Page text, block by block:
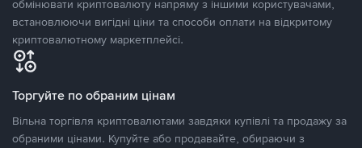
обмінювати криптовалюту напряму з іншими користувачами,
встановлюючи вигідні ціни та способи оплати на відкритому
криптовалютному маркетплейсі.
Торгуйте по обраним цінам
Вільна торгівля криптовалютами завдяки купівлі та продажу за
обраними цінами. Купуйте або продавайте, обираючи з